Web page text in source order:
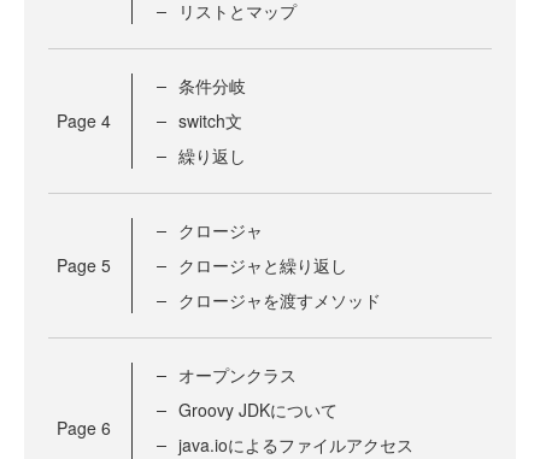
リストとマップ
Page 4
条件分岐
switch文
繰り返し
Page 5
クロージャ
クロージャと繰り返し
クロージャを渡すメソッド
Page 6
オープンクラス
Groovy JDKについて
java.ioによるファイルアクセス